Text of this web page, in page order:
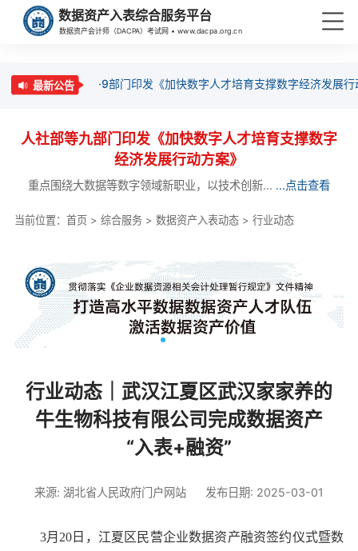
数据资产入表综合服务平台
数据资产会计师（DACPA）考试网 • www.dacpa.org.cn
最新公告 ·9部门印发《加快数字人才培育支撑数字经济发展
人社部等九部门印发《加快数字人才培育支撑数字
经济发展行动方案》
重点围绕大数据等数字领域新职业，以技术创新... ...点击查看
当前位置： 首页> 综合服务> 数据资产入表动态> 行业动态
行业动态｜武汉江夏区武汉家家养的
牛生物科技有限公司完成数据资产
“入表+融资”
来源: 湖北省人民政府门户网站 发布日期: 2025-03-01
3月20日，江夏区民营企业数据资产融资签约仪式暨数